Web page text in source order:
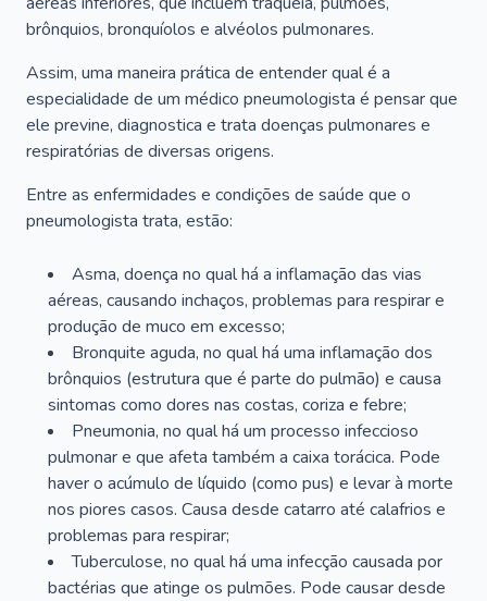
brônquios, bronquíolos e alvéolos pulmonares.
Assim, uma maneira prática de entender qual é a
especialidade de um médico pneumologista é pensar que
ele previne, diagnostica e trata doenças pulmonares e
respiratórias de diversas origens.
Entre as enfermidades e condições de saúde que o
pneumologista trata, estão:
Asma, doença no qual há a inflamação das vias
aéreas, causando inchaços, problemas para respirar e
produção de muco em excesso;
Bronquite aguda, no qual há uma inflamação dos
brônquios (estrutura que é parte do pulmão) e causa
sintomas como dores nas costas, coriza e febre;
Pneumonia, no qual há um processo infeccioso
pulmonar e que afeta também a caixa torácica. Pode
haver o acúmulo de líquido (como pus) e levar à morte
nos piores casos. Causa desde catarro até calafrios e
problemas para respirar;
Tuberculose, no qual há uma infecção causada por
bactérias que atinge os pulmões. Pode causar desde